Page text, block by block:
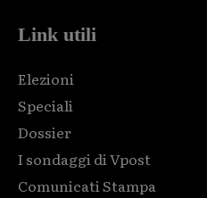
Link utili
Elezioni
Speciali
Dossier
I sondaggi di Vpost
Comunicati Stampa